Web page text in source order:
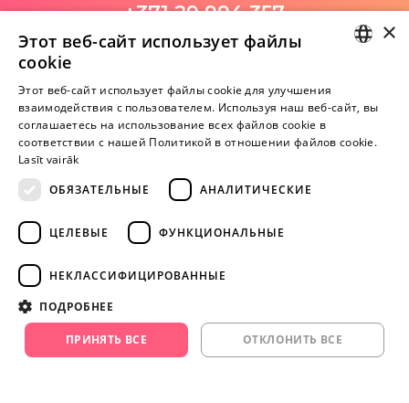
+371 29 994 357
I-V 9:00-18:00
Пока нет отзывов
Будь первым!
Внимание! Yesyes.lv содержит откровенную сексуальную
информацию и изо.
RUSSIAN
×
Этот веб-сайт использует файлы
cookie
Этот веб-сайт использует файлы cookie для улучшения
взаимодействия с пользователем. Используя наш веб-сайт, вы
соглашаетесь на использование всех файлов cookie в
соответствии с нашей Политикой в ​​отношении файлов cookie.
Lasīt vairāk
ОБЯЗАТЕЛЬНЫЕ
АНАЛИТИЧЕСКИЕ
ЦЕЛЕВЫЕ ФУНКЦИОНАЛЬНЫЕ
НЕКЛАССИФИЦИРОВАННЫЕ
ПОДРОБНЕЕ
ПРИНЯТЬ ВСЕ ОТКЛОНИТЬ ВСЕ